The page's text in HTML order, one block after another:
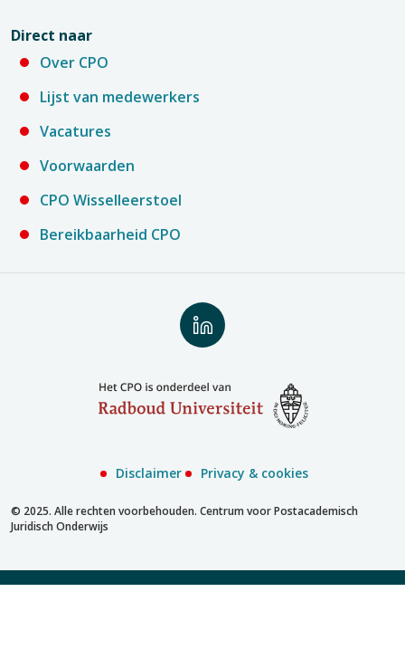
Direct naar
Over CPO
Lijst van medewerkers
Vacatures
Voorwaarden
CPO Wisselleerstoel
Bereikbaarheid CPO
Volg
ons
LinkedIn
© 2025. Alle rechten voorbehouden. Centrum voor Postacademisch
Juridisch Onderwijs
Disclaimer Privacy & cookies
Inschrijven met account